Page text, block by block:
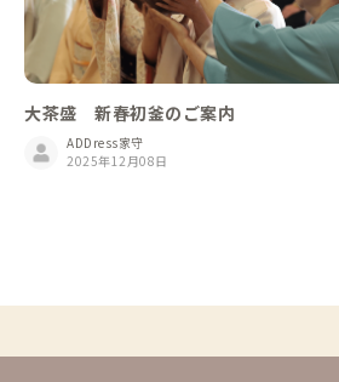
大茶盛 新春初釜のご案内
ADDress家守
2025年12月08日